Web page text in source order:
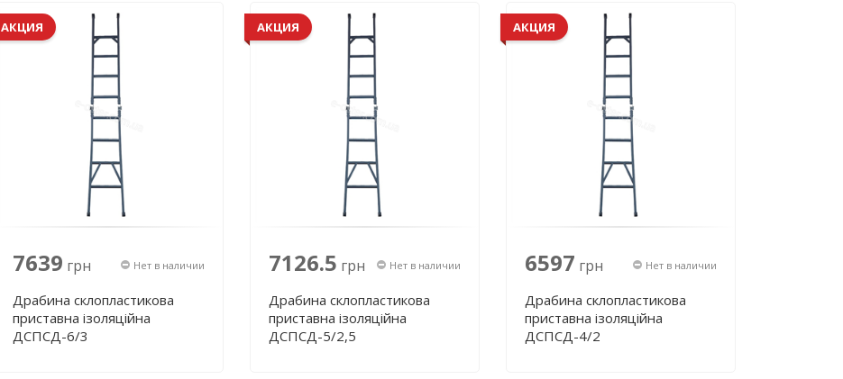
АКЦИЯ
7639 грн Нет в наличии
Драбина склопластикова
приставна ізоляційна
ДСПСД-6/3
АКЦИЯ
7126.5 грн Нет в наличии
Драбина склопластикова
приставна ізоляційна
ДСПСД-5/2,5
АКЦИЯ
6597 грн Нет в наличии
Драбина склопластикова
приставна ізоляційна
ДСПСД-4/2